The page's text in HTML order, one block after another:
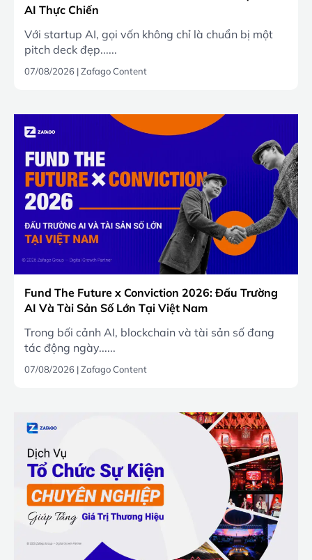
AI Thực Chiến
Với startup AI, gọi vốn không chỉ là chuẩn bị một
pitch deck đẹp......
07/08/2026 |Zafago Content
Fund The Future x Conviction 2026: Đấu Trường
AI Và Tài Sản Số Lớn Tại Việt Nam
Trong bối cảnh AI, blockchain và tài sản số đang
tác động ngày......
07/08/2026 |Zafago Content